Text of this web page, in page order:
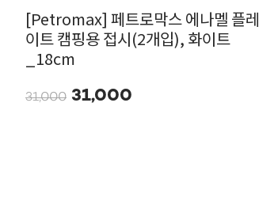
[Petromax] 페트로막스 에나멜 플레
이트 캠핑용 접시(2개입), 화이트
_18cm
31,000 31,000